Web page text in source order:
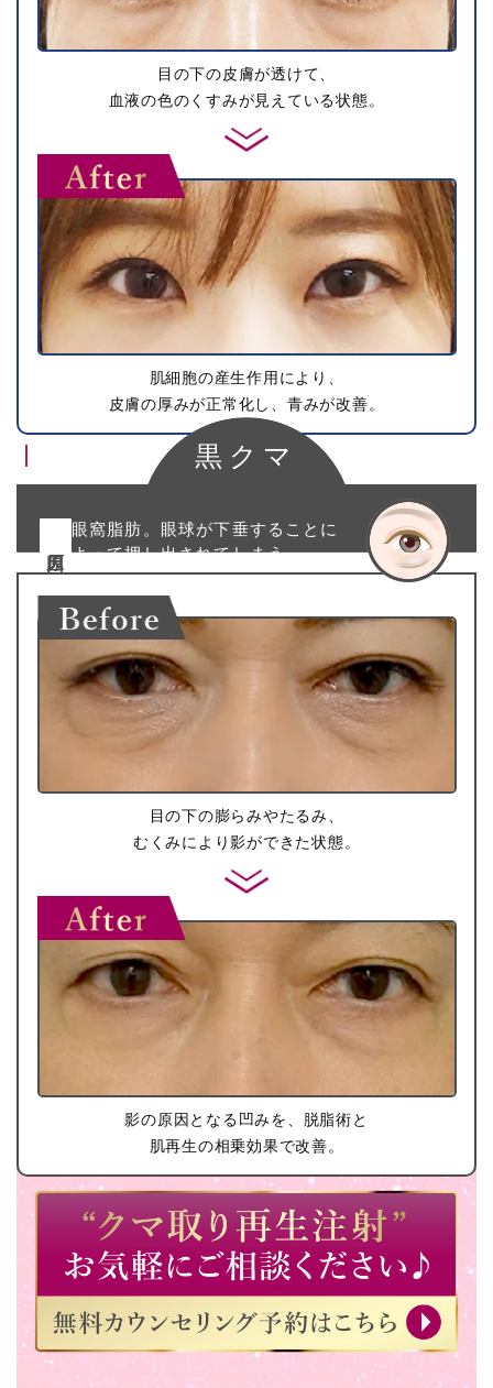
目の下の皮膚が透けて、
血液の色のくすみが見えている状態。
肌細胞の産生作用により、
皮膚の厚みが正常化し、青みが改善。
黒クマ
眼窩脂肪。眼球が下垂することに
よって押し出されてしまう。
目の下の膨らみやたるみ、
むくみにより影ができた状態。
影の原因となる凹みを、脱脂術と
肌再生の相乗効果で改善。